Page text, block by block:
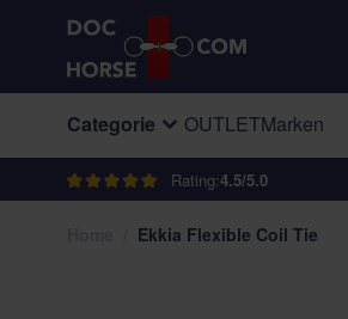
Direkt zum Inhalt
Rating:4.5/5.0
Categorie OUTLETMarken
Ekkia Flexible Coil Tie